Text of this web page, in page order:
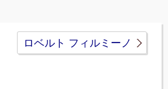
ロベルト フィルミーノ